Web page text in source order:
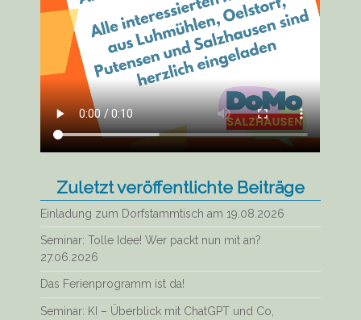
Zuletzt veröffentlichte Beiträge
Einladung zum Dorfstammtisch am 19.08.2026
Seminar: Tolle Idee! Wer packt nun mit an?
27.06.2026
Das Ferienprogramm ist da!
Seminar: KI – Überblick mit ChatGPT und Co,